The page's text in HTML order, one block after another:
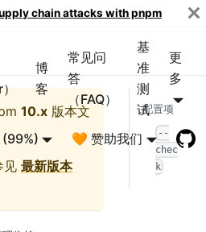
chain attacks with pnpm
）
博
客
常见问
答
（FAQ）
基
准
测
试
更
多
🧡 赞助我们
10.x 版本文
见 最新版本
配置项
--
chec
k